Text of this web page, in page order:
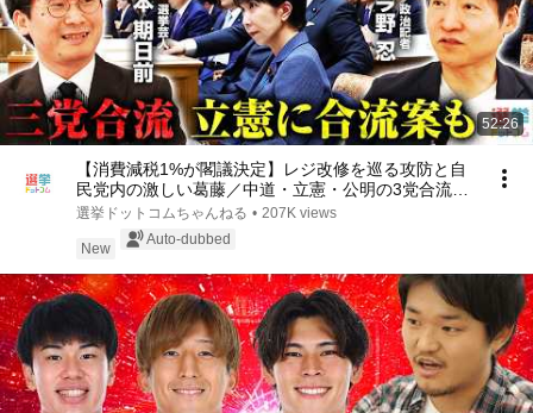
52:26
【消費減税1%が閣議決定】レジ改修を巡る攻防と自
民党内の激しい葛藤／中道・立憲・公明の3党合流構
想に浮上した「第4の選択肢」とは？【今野忍×山本
期日前】｜選挙ドットコム
選挙ドットコムちゃんねる • 207K views
New
Auto-dubbed